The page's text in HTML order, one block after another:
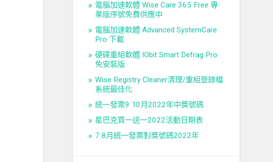
電腦加速軟體 Wise Care 365 Free 專
業版序號免費供應中
電腦加速軟體 Advanced SystemCare
Pro 下載
硬碟重組軟體 IObit Smart Defrag Pro
免安裝版
Wise Registry Cleaner清理/重組登錄檔
系統最佳化
統一發票9 10月2022年中獎號碼
星巴克買一送一2022活動日期表
7 8月統一發票對獎號碼2022年